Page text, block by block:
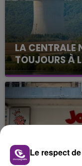
LA CENTRALE
TOUJOURS À
Cela fait déjà
nucléaire
justifiée par la
présente.
Le respect